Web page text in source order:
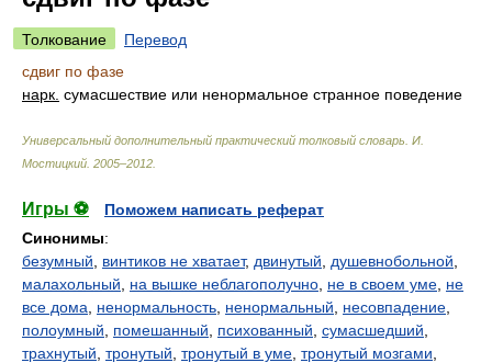
Толкование
Перевод
сдвиг по фазе
нарк. сумасшествие или ненормальное странное поведение
Универсальный дополнительный практический толковый словарь И.
Мостицкий 2005–2012
Игры ⚽
Поможем написать реферат
Синонимы:
безумный
винтиков не хватает, двинутый душевнобольной
малахольный
на вышке неблагополучно не в своем уме не
все дома
ненормальность ненормальный несовпадение
полоумный
помешанный психованный сумасшедший
трахнутый тронутый тронутый в уме тронутый мозгами